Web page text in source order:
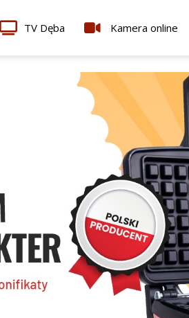
TV Dęba Kamera online